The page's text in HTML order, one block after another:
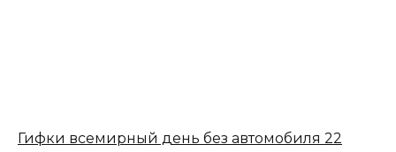
Гифки всемирный день без автомобиля 22